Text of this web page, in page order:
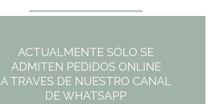
ACTUALMENTE SÓLO SE
ADMITEN PEDIDOS ONLINE
A TRAVES DE NUESTRO CANAL
DE WHATSAPP